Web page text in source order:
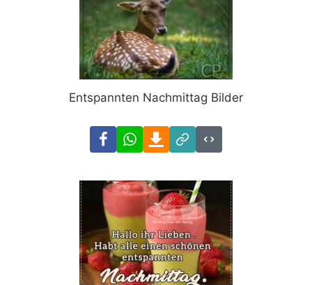
Entspannten Nachmittag Bilder
FacebookWhatsAppDownload
Link
Code